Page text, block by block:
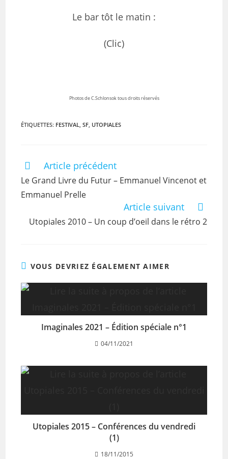
Le bar tôt le matin :
(Clic)
Photos de C.Schlonsok tous droits réservés
ÉTIQUETTES: FESTIVAL, SF, UTOPIALES
Article précédent
Le Grand Livre du Futur – Emmanuel Vincenot et
Emmanuel Prelle
Article suivant
Utopiales 2010 – Un coup d’oeil dans le rétro 2
VOUS DEVRIEZ ÉGALEMENT AIMER
Imaginales 2021 – Édition spéciale n°1
04/11/2021
Utopiales 2015 – Conférences du vendredi
(1)
18/11/2015